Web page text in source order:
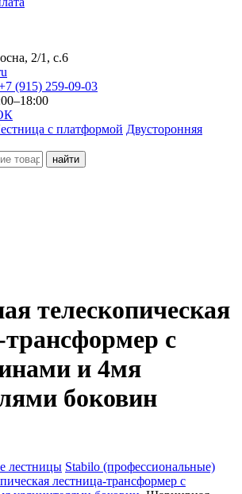
2/1, с.6
(915) 259-09-03
с платформой Двусторонняя
телескопическая
трансформер с
и 4мя
боковин
лестницы Stabilo (профессиональные)
лестница-трансформер с